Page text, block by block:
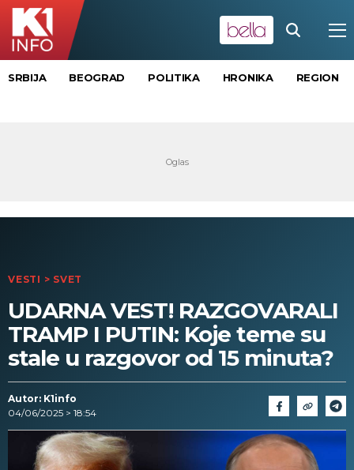
SRBIJA BEOGRAD POLITIKA HRONIKA REGION
VESTI > SVET
UDARNA VEST! RAZGOVARALI
TRAMP I PUTIN: Koje teme su
stale u razgovor od 15 minuta?
Autor: K1info
04/06/2025 > 18:54